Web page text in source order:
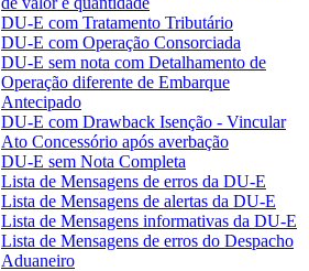
DU-E com Tratamento Tributário
DU-E com Operação Consorciada
DU-E sem nota com Detalhamento de
Operação diferente de Embarque
Antecipado
DU-E com Drawback Isenção - Vincular
Ato Concessório após averbação
DU-E sem Nota Completa
Lista de Mensagens de erros da DU-E
Lista de Mensagens de alertas da DU-E
Lista de Mensagens informativas da DU-E
Lista de Mensagens de erros do Despacho
Aduaneiro